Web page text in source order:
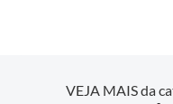
VEJA MAIS da